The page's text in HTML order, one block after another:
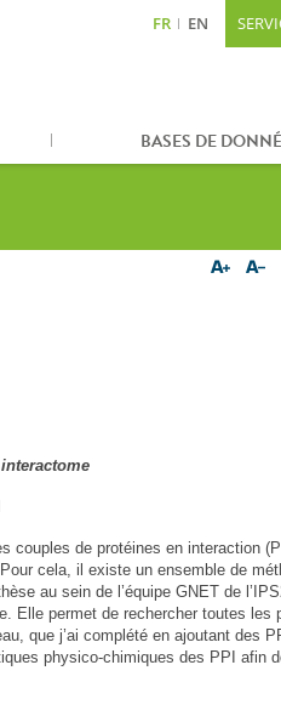
Aller à la recherche
FR EN
BASES DE
couples de protéines en interaction
cela, il existe un ensemble de
au sein de l’équipe GNET de
Elle permet de rechercher toutes les
que j’ai complété en ajoutant des
physico-chimiques des PPI afin